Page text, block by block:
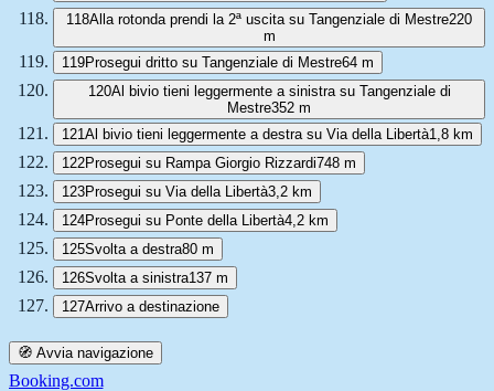
118Alla rotonda prendi la 2ª uscita su Tangenziale di Mestre220
m
119Prosegui dritto su Tangenziale di Mestre64 m
120Al bivio tieni leggermente a sinistra su Tangenziale di
Mestre352 m
121Al bivio tieni leggermente a destra su Via della Libertà1,8 km
122Prosegui su Rampa Giorgio Rizzardi748 m
123Prosegui su Via della Libertà3,2 km
124Prosegui su Ponte della Libertà4,2 km
125Svolta a destra80 m
126Svolta a sinistra137 m
127Arrivo a destinazione
🧭 Avvia navigazione
Booking.com